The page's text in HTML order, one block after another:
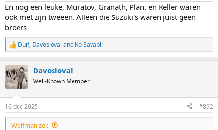
En nog een leuke, Muratov, Granath, Plant en Keller waren
ook met zijn tweeën. Alleen die Suzuki's waren juist geen
broers
R
e
c
t
i
s
:
Duif, Davosloval and Ko Savabli
Davosloval
Well-Known Member
16 dec 2025 #892
Wolfman zei: